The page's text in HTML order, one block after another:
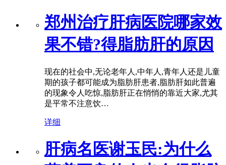
郑州治疗肝病医院哪家效
果不错?得脂肪肝的原因
现在的社会中,无论老年人,中年人,青年人还是儿童
期的孩子都可能成为脂肪肝患者,脂肪肝如此普遍
的现象令人吃惊,脂肪肝正在悄悄的靠近大家,尤其
是平常不注意饮…
详细
肝病名医谢玉民:为什么